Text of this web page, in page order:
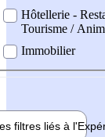
Hôtellerie -
Tourisme /
Immobilier
filtres liés à l'